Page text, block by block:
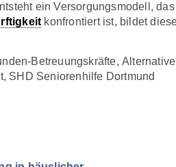
ein Versorgungsmodell,
konfrontiert ist, bildet
Betreuungskräfte,
, SHD Seniorenhilfe Dortmund